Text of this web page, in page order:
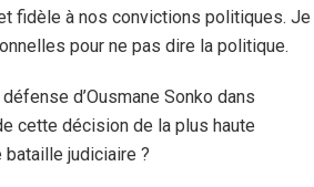
fidèle à nos convictions politiques. Je
pour ne pas dire la politique.
d’Ousmane Sonko dans
cette décision de la plus haute
judiciaire ?